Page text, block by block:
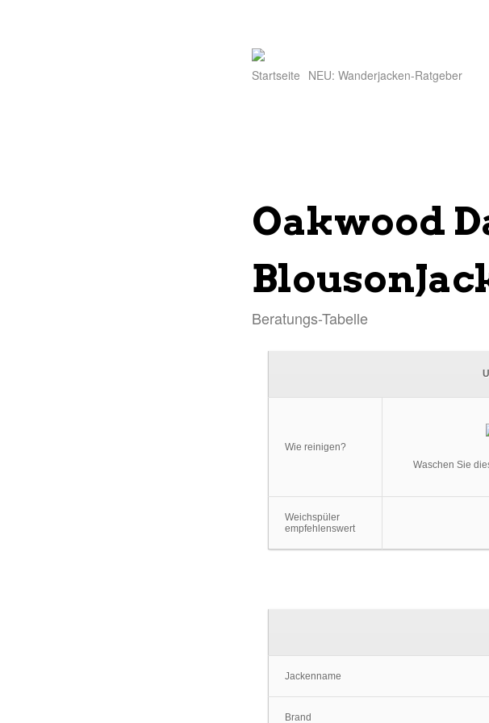
Startseite NEU: Wanderjacken-Ratgeber
Oakwood
Beratungs-Tabelle
Wie reinigen?
Waschen Sie
Weichspüler
empfehlenswert
Jackenname
Brand